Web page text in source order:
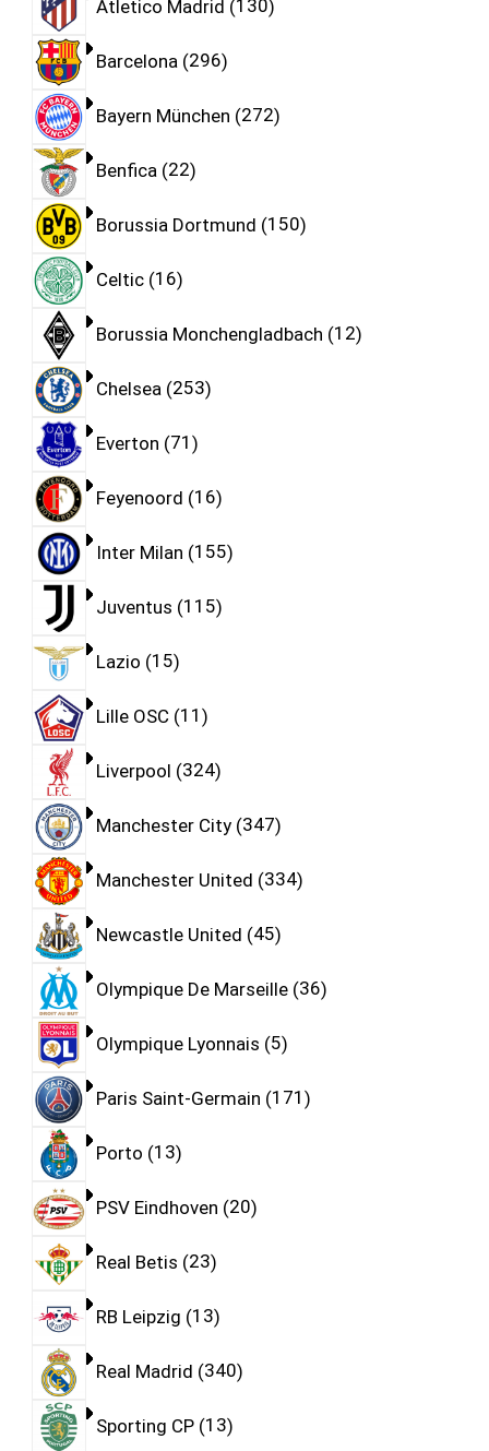
Atletico Madrid 130
Barcelona 296
Bayern München 272
Benfica 22
Borussia Dortmund 150
Celtic 16
Borussia Monchengladbach 12
Chelsea 253
Everton 71
Feyenoord 16
Inter Milan 155
Juventus 115
Lazio 15
Lille OSC 11
Liverpool 324
Manchester City 347
Manchester United 334
Newcastle United 45
Olympique De Marseille 36
Olympique Lyonnais 5
Paris Saint-Germain 171
Porto 13
PSV Eindhoven 20
Real Betis 23
RB Leipzig 13
Real Madrid 340
Sporting CP 13